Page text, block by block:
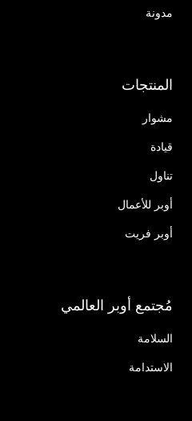
مدونة
المنتجات
مشوار
قيادة
تناول
أوبر للأعمال
أوبر فريت
مُجتمع أوبر العالمي
السلامة
الاستدامة